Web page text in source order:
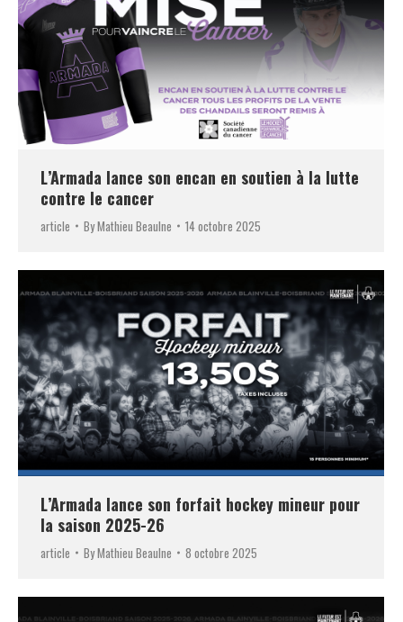
L’Armada lance son encan en soutien à la lutte
contre le cancer
article ByMathieu Beaulne 14 octobre 2025
L’Armada lance son forfait hockey mineur pour
la saison 2025-26
article ByMathieu Beaulne 8 octobre 2025